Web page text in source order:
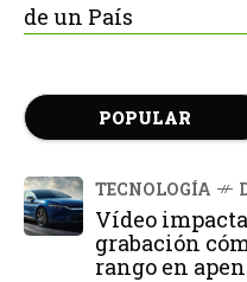
de un País
POPULAR
TECNOLOGÍA
Vídeo
grabación
rango en